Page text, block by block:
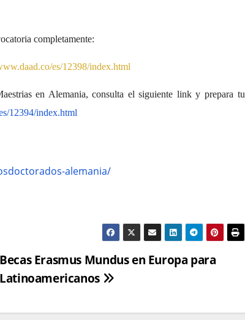
completamente:
es/12398/index.html
en Alemania, consulta el siguiente link y prepara tu
12394/index.html
alemania/
Becas Erasmus Mundus en Europa para
Latinoamericanos